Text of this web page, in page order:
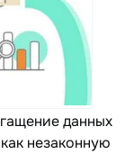
данных
незаконную